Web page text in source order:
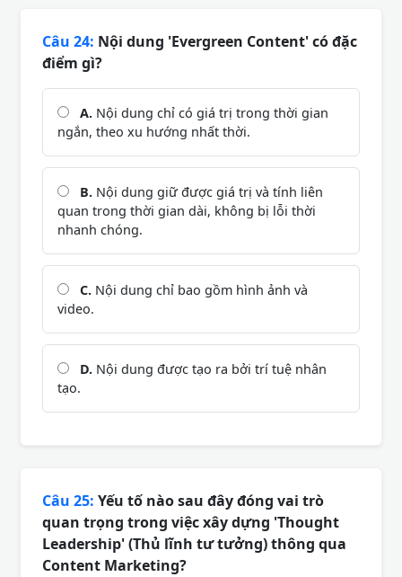
Câu 24: Nội dung 'Evergreen Content' có đặc
điểm gì?
A. Nội dung chỉ có giá trị trong thời gian
ngắn, theo xu hướng nhất thời.
B. Nội dung giữ được giá trị và tính liên
quan trong thời gian dài, không bị lỗi thời
nhanh chóng.
C. Nội dung chỉ bao gồm hình ảnh và
video.
D. Nội dung được tạo ra bởi trí tuệ nhân
tạo.
Câu 25: Yếu tố nào sau đây đóng vai trò
quan trọng trong việc xây dựng 'Thought
Leadership' (Thủ lĩnh tư tưởng) thông qua
Content Marketing?